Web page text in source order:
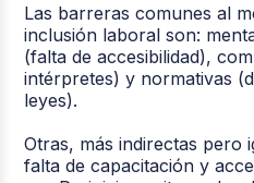
Las barreras comunes al
inclusión laboral son:
(falta de accesibilidad),
intérpretes) y normativas
leyes).
Otras, más indirectas pero
falta de capacitación y